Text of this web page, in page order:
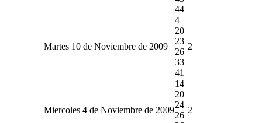
44
Martes 10 de Noviembre de 2009
4
20
23
26
33
41
2
Miercoles 4 de Noviembre de 2009
14
20
24
26
2